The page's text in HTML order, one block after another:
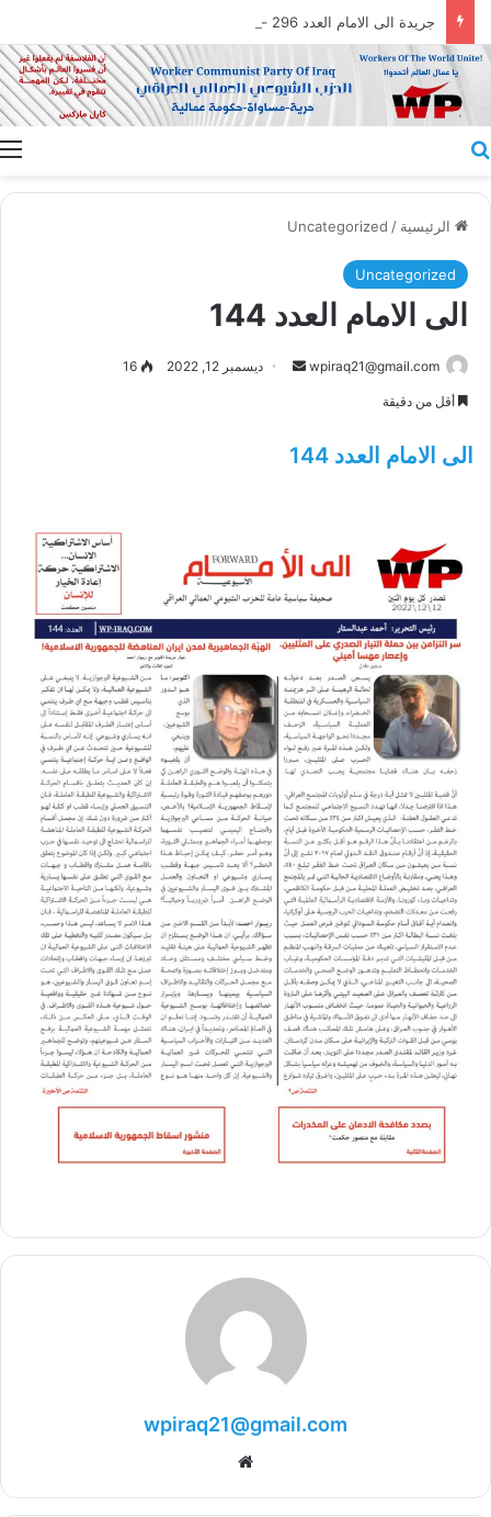
جريدة الى الامام العدد 296 – 28/07/2026
الرئيسية /
Uncategorized
Uncategorized
الى الامام العدد 144
wpiraq21@gmail.com
أرسل ديسمبر 12, 2022 16
أقل من دقيقة
الى الامام العدد 144
wpiraq21@gmail.com